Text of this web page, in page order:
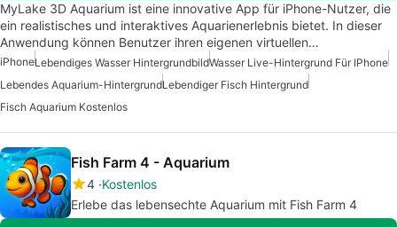
MyLake 3D Aquarium ist eine innovative App für iPhone-Nutzer, die
ein realistisches und interaktives Aquarienerlebnis bietet. In dieser
Anwendung können Benutzer ihren eigenen virtuellen…
iPhoneLebendiges Wasser HintergrundbildWasser Live-Hintergrund Für IPhone
Lebendes Aquarium-HintergrundLebendiger Fisch Hintergrund
Fisch Aquarium Kostenlos
Fish Farm 4 - Aquarium
4 Kostenlos
Erlebe das lebensechte Aquarium mit Fish Farm 4